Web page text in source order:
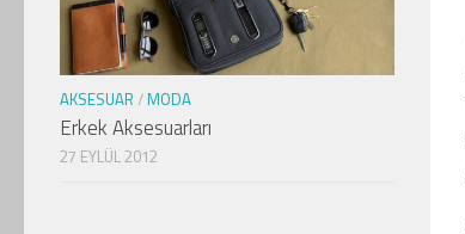
AKSESUAR / MODA
Erkek Aksesuarları
27 EYLÜL 2012